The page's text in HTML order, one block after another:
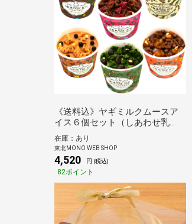
《送料込》ヤギミルクムースア
イス６個セット（しあわせ乳
業）
在庫：あり
東北MONO WEB SHOP
4,520 円 (税込)
82ポイント